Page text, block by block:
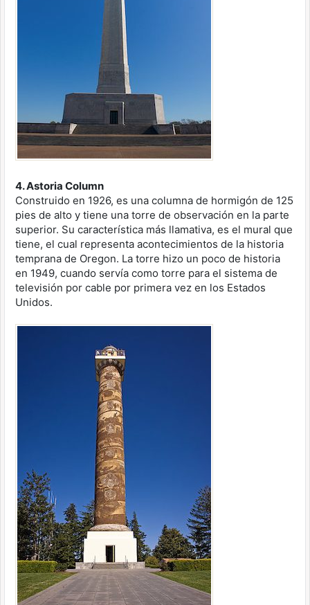
4. Astoria Column
Construido en 1926, es una columna de hormigón de 125
pies de alto y tiene una torre de observación en la parte
superior. Su característica más llamativa, es el mural que
tiene, el cual representa acontecimientos de la historia
temprana de Oregon. La torre hizo un poco de historia
en 1949, cuando servía como torre para el sistema de
televisión por cable por primera vez en los Estados
Unidos.